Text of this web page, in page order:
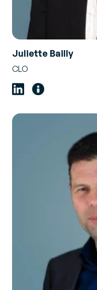
Juliette Bailly
CLO